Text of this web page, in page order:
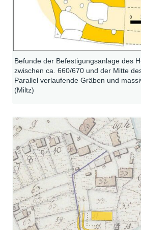
Befunde der Befestigungsanlage des
zwischen ca. 660/670 und der Mitte
Parallel verlaufende Gräben und
(Miltz)